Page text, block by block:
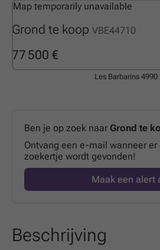
Grond te koop VBE44710
77 500 €
Map temporarily unavailable
Les Barbarins 4990
Ben je op zoek naar Grond te
Ontvang een e-mail wanneer
zoekertje wordt gevonden!
Maak een alert
Beschrijving